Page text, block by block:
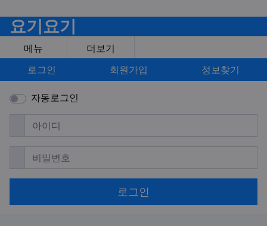
요기요기
메뉴
더보기
로그인
회원가입 정보찾기
자동로그인
아이디 필수
비밀번호필수
로그인